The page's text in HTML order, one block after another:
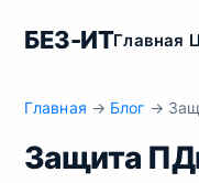
БЕЗ-ИТГлавная
Главная → Блог →
Защита